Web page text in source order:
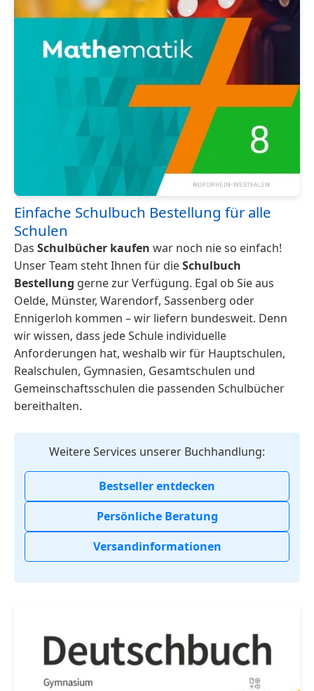
Einfache Schulbuch Bestellung für alle
Schulen
Das Schulbücher kaufen war noch nie so einfach!
Unser Team steht Ihnen für dieSchulbuch
Bestellung gerne zur Verfügung. Egal ob Sie aus
Oelde, Münster, Warendorf, Sassenberg oder
Ennigerloh kommen – wir liefern bundesweit. Denn
wir wissen, dass jede Schule individuelle
Anforderungen hat, weshalb wir für Hauptschulen,
Realschulen, Gymnasien, Gesamtschulen und
Gemeinschaftsschulen die passenden Schulbücher
bereithalten.
Weitere Services unserer Buchhandlung:
Bestseller entdecken
Persönliche Beratung
Versandinformationen